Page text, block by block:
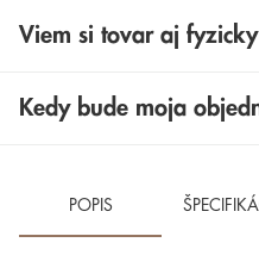
Viem si tovar aj
Kedy bude moja
POPIS